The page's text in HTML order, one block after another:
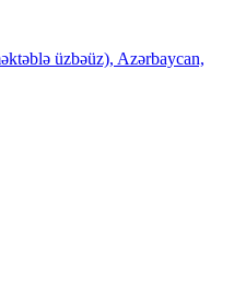
üzbəüz), Azərbaycan,